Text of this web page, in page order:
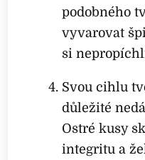
podobného
vyvarovat
si
Svou cihlu
důležité
Ostré kusy
integritu a